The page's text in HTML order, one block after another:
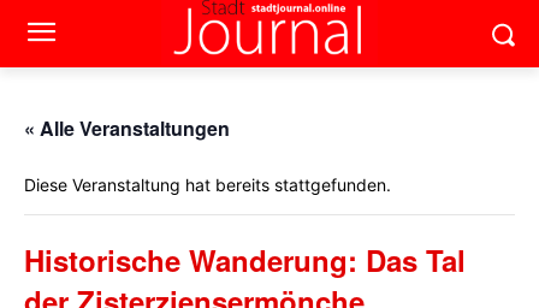
« Alle Veranstaltungen
Diese Veranstaltung hat bereits stattgefunden.
Historische Wanderung: Das Tal